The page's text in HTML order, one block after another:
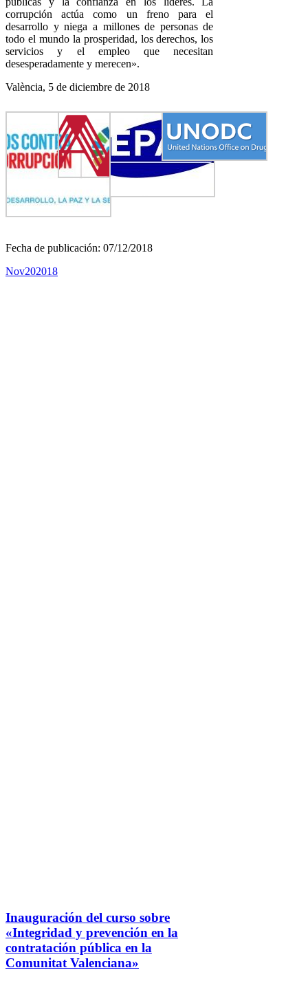
corrupción actúa como un freno para el
desarrollo y niega a millones de personas de
todo el mundo la prosperidad, los derechos, los
servicios y el empleo que necesitan
desesperadamente y merecen».
València, 5 de diciembre de 2018
Fecha de publicación: 07/12/2018
Nov202018
Inauguración del curso sobre
«Integridad y prevención en la
contratación pública en la
Comunitat Valenciana»